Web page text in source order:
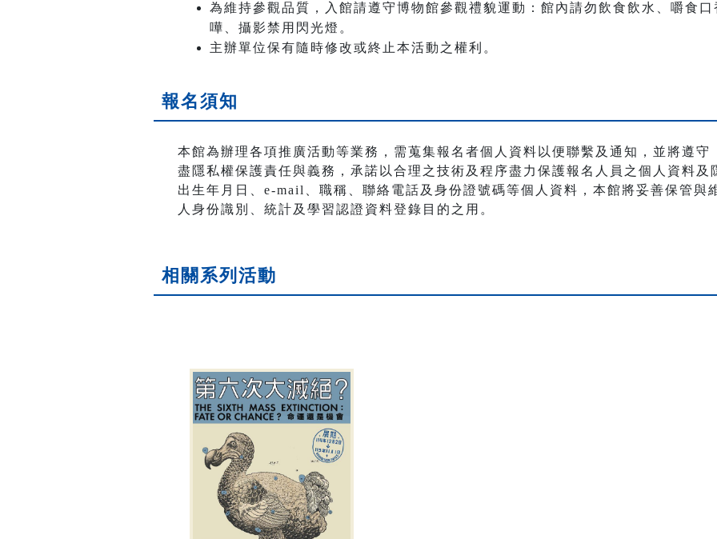
為維持參觀品質，入館請遵守博物館參觀禮貌運動：館內請勿飲食飲水、嚼食
嘩、攝影禁用閃光燈。
主辦單位保有隨時修改或終止本活動之權利。
報名須知
本館為辦理各項推廣活動等業務，需蒐集報名者個人資料以便聯繫及通知，並將遵
盡隱私權保護責任與義務，承諾以合理之技術及程序盡力保護報名人員之個人資料
出生年月日、e-mail、職稱、聯絡電話及身份證號碼等個人資料，本館將妥善保管與
人身份識別、統計及學習認證資料登錄目的之用。
相關系列活動